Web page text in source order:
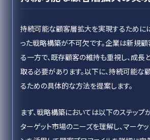
持続可能な顧客層拡大を実現するために
った戦略構築が不可欠です。企業は新規
る一方で、既存顧客の維持も重視し、成長
取る必要があります。以下に、持続可能な
るための具体的な方法を提案します。
まず、戦略構築においては以下のステップ
ターゲット市場のニーズを理解し、マーケ